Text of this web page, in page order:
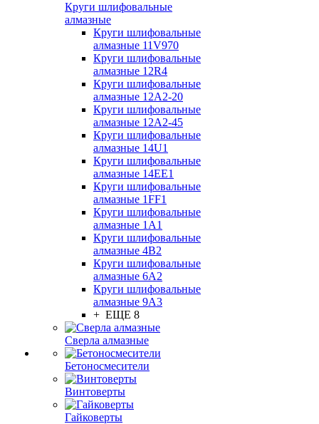
Круги шлифовальные
алмазные
Круги шлифовальные
алмазные 11V970
Круги шлифовальные
алмазные 12R4
Круги шлифовальные
алмазные 12А2-20
Круги шлифовальные
алмазные 12А2-45
Круги шлифовальные
алмазные 14U1
Круги шлифовальные
алмазные 14ЕЕ1
Круги шлифовальные
алмазные 1FF1
Круги шлифовальные
алмазные 1А1
Круги шлифовальные
алмазные 4В2
Круги шлифовальные
алмазные 6A2
Круги шлифовальные
алмазные 9А3
+ ЕЩЕ 8
Сверла алмазные
Бетоносмесители
Винтоверты
Гайковерты